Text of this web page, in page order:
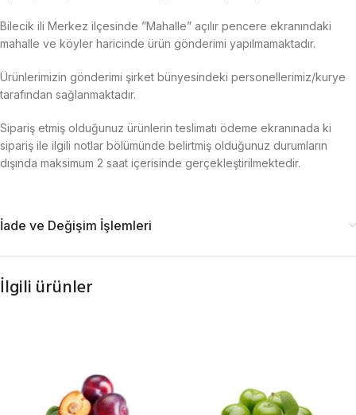
Bilecik ili Merkez ilçesinde ”Mahalle” açılır pencere ekranındaki
mahalle ve köyler haricinde ürün gönderimi yapılmamaktadır.
Ürünlerimizin gönderimi şirket bünyesindeki personellerimiz/kurye
tarafından sağlanmaktadır.
Sipariş etmiş olduğunuz ürünlerin teslimatı ödeme ekranınada ki
sipariş ile ilgili notlar bölümünde belirtmiş olduğunuz durumların
dışında maksimum 2 saat içerisinde gerçekleştirilmektedir.
İade ve Değişim İşlemleri
İlgili ürünler